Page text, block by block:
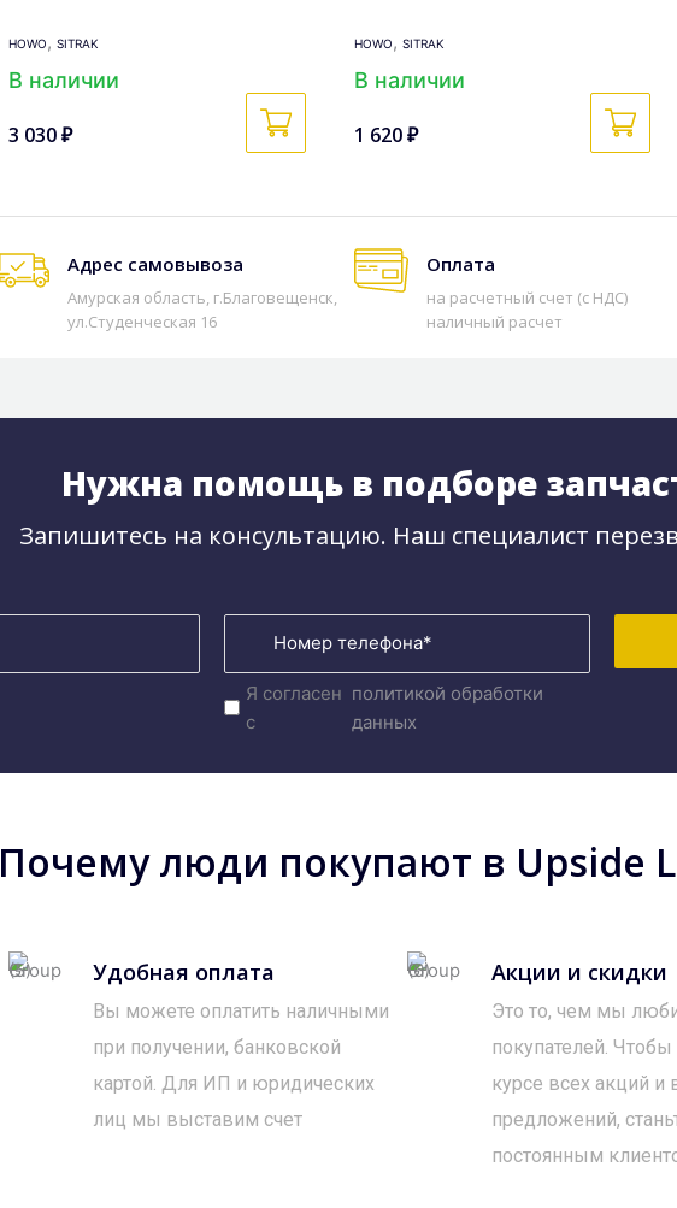
HOWO, SITRAK
В наличии
3 030 ₽
HOWO, SITRAK
В наличии
1 620 ₽
Адрес самовывоза
Амурская область, г.Благовещенск,
ул.Студенческая 16
Оплата
на расчетный счет (с НДС)
наличный расчет
Нужна помощь в подборе
Запишитесь на консультацию. Наш специалист
Я согласен
с
политикой обработки
данных
Почему люди покупают в Upside
Удобная оплата
Вы можете оплатить наличными
при получении, банковской
картой. Для ИП и юридических
лиц мы выставим счет
Акции и скидки
Это то, чем мы
покупателей.
курсе всех акций и
предложений,
постоянным